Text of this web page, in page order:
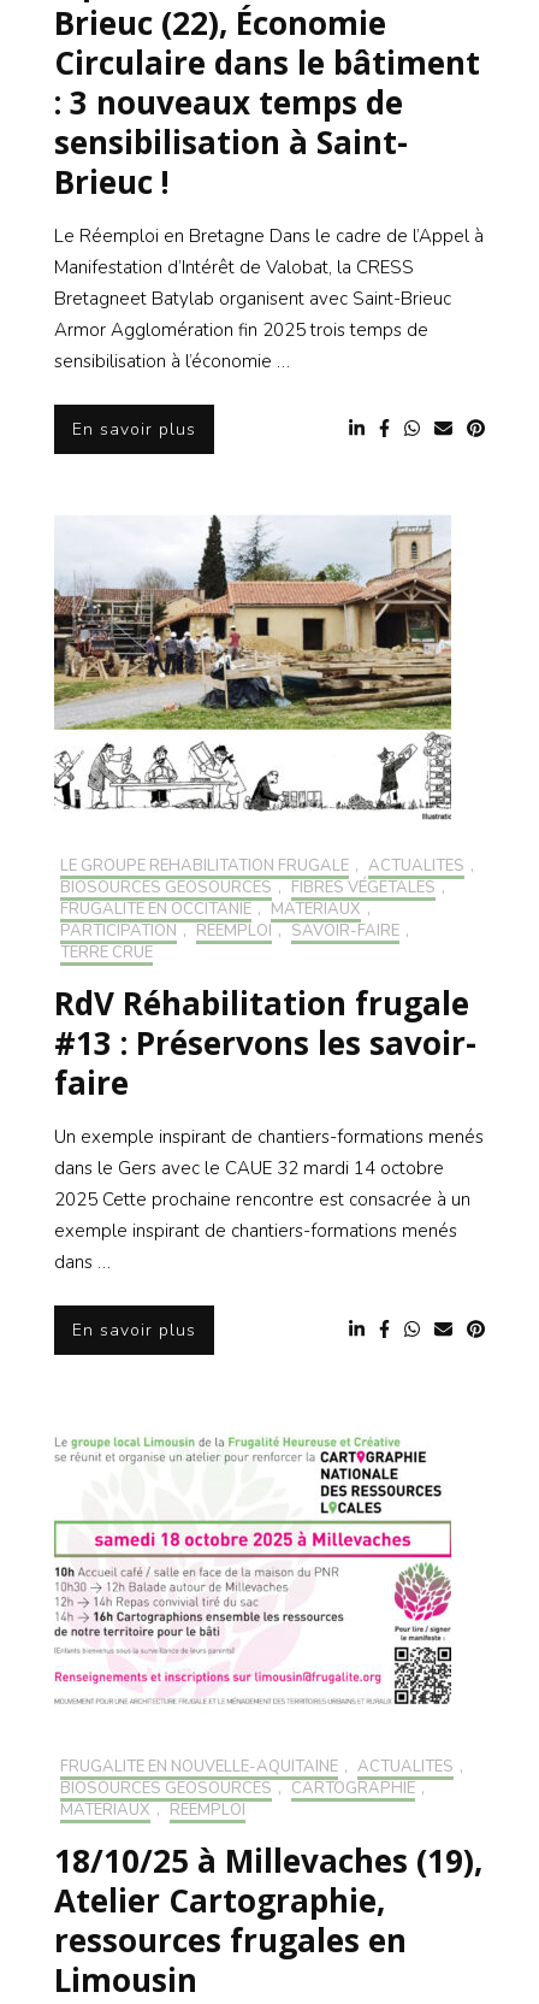
Brieuc (22), Économie
Circulaire dans le bâtiment
: 3 nouveaux temps de
sensibilisation à Saint-
Brieuc !
Le Réemploi en Bretagne Dans le cadre de l’Appel à
Manifestation d’Intérêt de Valobat, la CRESS
Bretagneet Batylab organisent avec Saint-Brieuc
Armor Agglomération fin 2025 trois temps de
sensibilisation à l’économie …
En savoir plus
LE GROUPE RÉHABILITATION FRUGALE , ACTUALITÉS ,
BIOSOURCÉS GÉOSOURCÉS , FIBRES VÉGÉTALES ,
FRUGALITÉ EN OCCITANIE , MATÉRIAUX ,
PARTICIPATION , RÉEMPLOI , SAVOIR-FAIRE ,
TERRE CRUE
RdV Réhabilitation frugale
#13 : Préservons les savoir-
faire
Un exemple inspirant de chantiers-formations menés
dans le Gers avec le CAUE 32 mardi 14 octobre
2025 Cette prochaine rencontre est consacrée à un
exemple inspirant de chantiers-formations menés
dans …
En savoir plus
FRUGALITÉ EN NOUVELLE-AQUITAINE , ACTUALITÉS ,
BIOSOURCÉS GÉOSOURCÉS , CARTOGRAPHIE ,
MATÉRIAUX , RÉEMPLOI
18/10/25 à Millevaches (19),
Atelier Cartographie,
ressources frugales en
Limousin